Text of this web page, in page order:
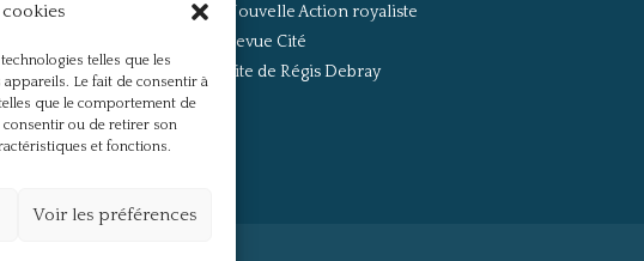
telles que les
Le fait de consentir à
que le comportement de
consentir ou de retirer son
et fonctions.
Voir les préférences
Sapir sur la
Nouvelle Action royaliste
Revue Cité
Site de Régis Debray